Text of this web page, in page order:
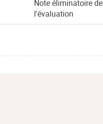
Note éliminatoire de
l'évaluation